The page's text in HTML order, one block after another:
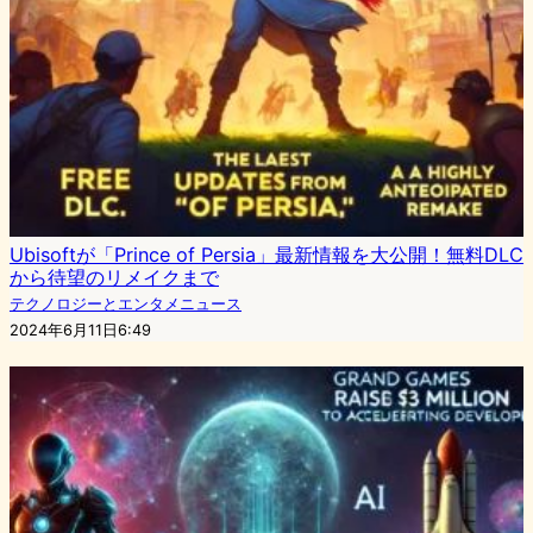
Ubisoftが「Prince of Persia」最新情報を大公開！無料DLC
から待望のリメイクまで
テクノロジーとエンタメニュース
2024年6月11日6:49